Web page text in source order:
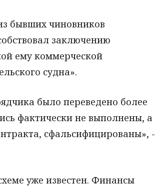
бывших чиновников
заключению
ему коммерческой
судна».
было переведено более
фактически не выполнены, а
сфальсифицированы», -
уже известен. Финансы